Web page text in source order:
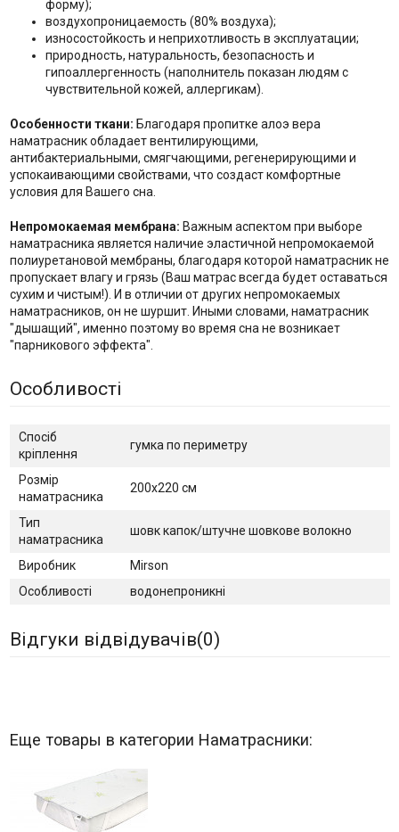
форму);
воздухопроницаемость (80% воздуха);
износостойкость и неприхотливость в эксплуатации;
природность, натуральность, безопасность и
гипоаллергенность (наполнитель показан людям с
чувствительной кожей, аллергикам).
Особенности ткани: Благодаря пропитке алоэ вера
наматрасник обладает вентилирующими,
антибактериальными, смягчающими, регенерирующими и
успокаивающими свойствами, что создаст комфортные
условия для Вашего сна.
Непромокаемая мембрана: Важным аспектом при выборе
наматрасника является наличие эластичной непромокаемой
полиуретановой мембраны, благодаря которой наматрасник не
пропускает влагу и грязь (Ваш матрас всегда будет оставаться
сухим и чистым!). И в отличии от других непромокаемых
наматрасников, он не шуршит. Иными словами, наматрасник
"дышащий", именно поэтому во время сна не возникает
"парникового эффекта".
Особливості
Спосіб
кріплення
гумка по периметру
Розмір
наматрасника
200x220 см
Тип
наматрасника
шовк капок/штучне шовкове волокно
Виробник
Mirson
Особливості
водонепроникні
Відгуки відвідувачів(0)
Еще товары в категории Наматрасники: